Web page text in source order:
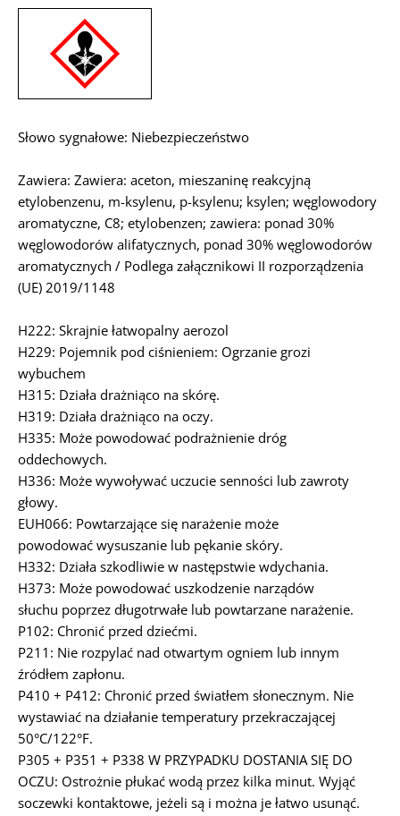
Słowo sygnałowe: Niebezpieczeństwo
Zawiera: Zawiera: aceton, mieszaninę reakcyjną
etylobenzenu, m-ksylenu, p-ksylenu; ksylen; węglowodory
aromatyczne, C8; etylobenzen; zawiera: ponad 30%
węglowodorów alifatycznych, ponad 30% węglowodorów
aromatycznych / Podlega załącznikowi II rozporządzenia
(UE) 2019/1148
H222: Skrajnie łatwopalny aerozol
H229: Pojemnik pod ciśnieniem: Ogrzanie grozi
wybuchem
H315: Działa drażniąco na skórę.
H319: Działa drażniąco na oczy.
H335: Może powodować podrażnienie dróg
oddechowych.
H336: Może wywoływać uczucie senności lub zawroty
głowy.
EUH066: Powtarzające się narażenie może
powodować wysuszanie lub pękanie skóry.
H332: Działa szkodliwie w następstwie wdychania.
H373: Może powodować uszkodzenie narządów
słuchu poprzez długotrwałe lub powtarzane narażenie.
P102: Chronić przed dziećmi.
P211: Nie rozpylać nad otwartym ogniem lub innym
źródłem zapłonu.
P410 + P412: Chronić przed światłem słonecznym. Nie
wystawiać na działanie temperatury przekraczającej
50°C/122°F.
P305 + P351 + P338 W PRZYPADKU DOSTANIA SIĘ DO
OCZU: Ostrożnie płukać wodą przez kilka minut. Wyjąć
soczewki kontaktowe, jeżeli są i można je łatwo usunąć.